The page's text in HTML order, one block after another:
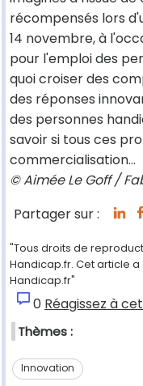
récompensés lors
14 novembre, à
pour l'emploi des
quoi croiser des
des réponses
des personnes
savoir si tous ces
commercialisation…
© Aimée Le Goff /
Partager sur :
"Tous droits de
Handicap.fr. Cet article
Handicap.fr"
0 Réagissez à
Thèmes :
Innovation